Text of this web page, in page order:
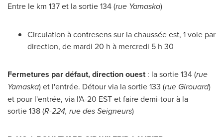
Entre le km 137 et la sortie 134 (rue Yamaska)
Circulation à contresens sur la chaussée est, 1 voie par
direction, de mardi 20 h à mercredi 5 h 30
Fermetures par défaut, direction ouest: la sortie 134 (rue
Yamaska) et l'entrée. Détour via la sortie 133 (rue Girouard)
et pour l'entrée, via l'A-20 EST et faire demi-tour à la
sortie 138 (R-224, rue des Seigneurs)